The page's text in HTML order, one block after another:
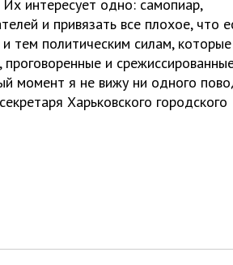
интересует одно: самопиар,
и привязать все плохое, что
тем политическим силам, которые
и
момент я не вижу ни одного
Харьковского городского